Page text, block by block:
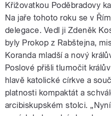
Křižovatkou Poděbradovy
Na jaře tohoto roku se v
delegace. Vedl ji Zdeněk
byly Prokop z Rabštejna,
Koranda mladší a nový
Poslové přišli tlumočit
hlavě katolické církve a
platnosti kompaktát a
arcibiskupském stolci.